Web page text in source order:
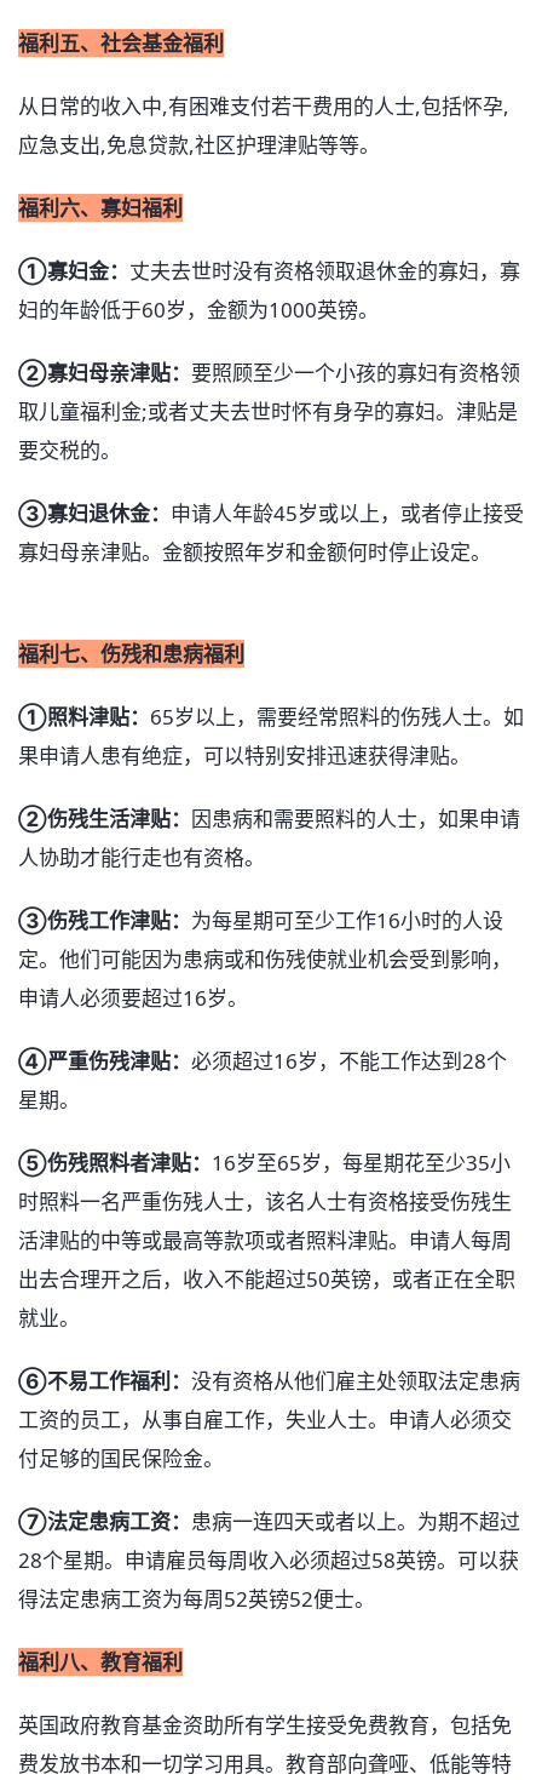
福利五、社会基金福利
从日常的收入中,有困难支付若干费用的人士,包括怀孕,
应急支出,免息贷款,社区护理津贴等等。
福利六、寡妇福利
➀寡妇金： 丈夫去世时没有资格领取退休金的寡妇，寡
妇的年龄低于60岁，金额为1000英镑。
➁寡妇母亲津贴： 要照顾至少一个小孩的寡妇有资格领
取儿童福利金;或者丈夫去世时怀有身孕的寡妇。津贴是
要交税的。
➂寡妇退休金： 申请人年龄45岁或以上，或者停止接受
寡妇母亲津贴。金额按照年岁和金额何时停止设定。
福利七、伤残和患病福利
➀照料津贴： 65岁以上，需要经常照料的伤残人士。如
果申请人患有绝症，可以特别安排迅速获得津贴。
➁伤残生活津贴： 因患病和需要照料的人士，如果申请
人协助才能行走也有资格。
➂伤残工作津贴： 为每星期可至少工作16小时的人设
定。他们可能因为患病或和伤残使就业机会受到影响，
申请人必须要超过16岁。
➃严重伤残津贴： 必须超过16岁，不能工作达到28个
星期。
➄伤残照料者津贴： 16岁至65岁，每星期花至少35小
时照料一名严重伤残人士，该名人士有资格接受伤残生
活津贴的中等或最高等款项或者照料津贴。申请人每周
出去合理开之后，收入不能超过50英镑，或者正在全职
就业。
➅不易工作福利： 没有资格从他们雇主处领取法定患病
工资的员工，从事自雇工作，失业人士。申请人必须交
付足够的国民保险金。
➆法定患病工资： 患病一连四天或者以上。为期不超过
28个星期。申请雇员每周收入必须超过58英镑。可以获
得法定患病工资为每周52英镑52便士。
福利八、教育福利
英国政府教育基金资助所有学生接受免费教育，包括免
费发放书本和一切学习用具。教育部向聋哑、低能等特